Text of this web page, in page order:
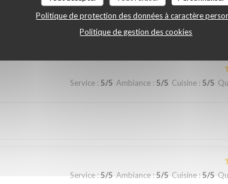
Politique de protection des données à caractère
Politique de gestion des cookies
Service:5/5 Ambiance :3/5 Cuisine
Service: 5/5 Ambiance: 5/5 Cuisine: 5/5
Service: 5/5 Ambiance: 5/5 Cuisine: 5/5